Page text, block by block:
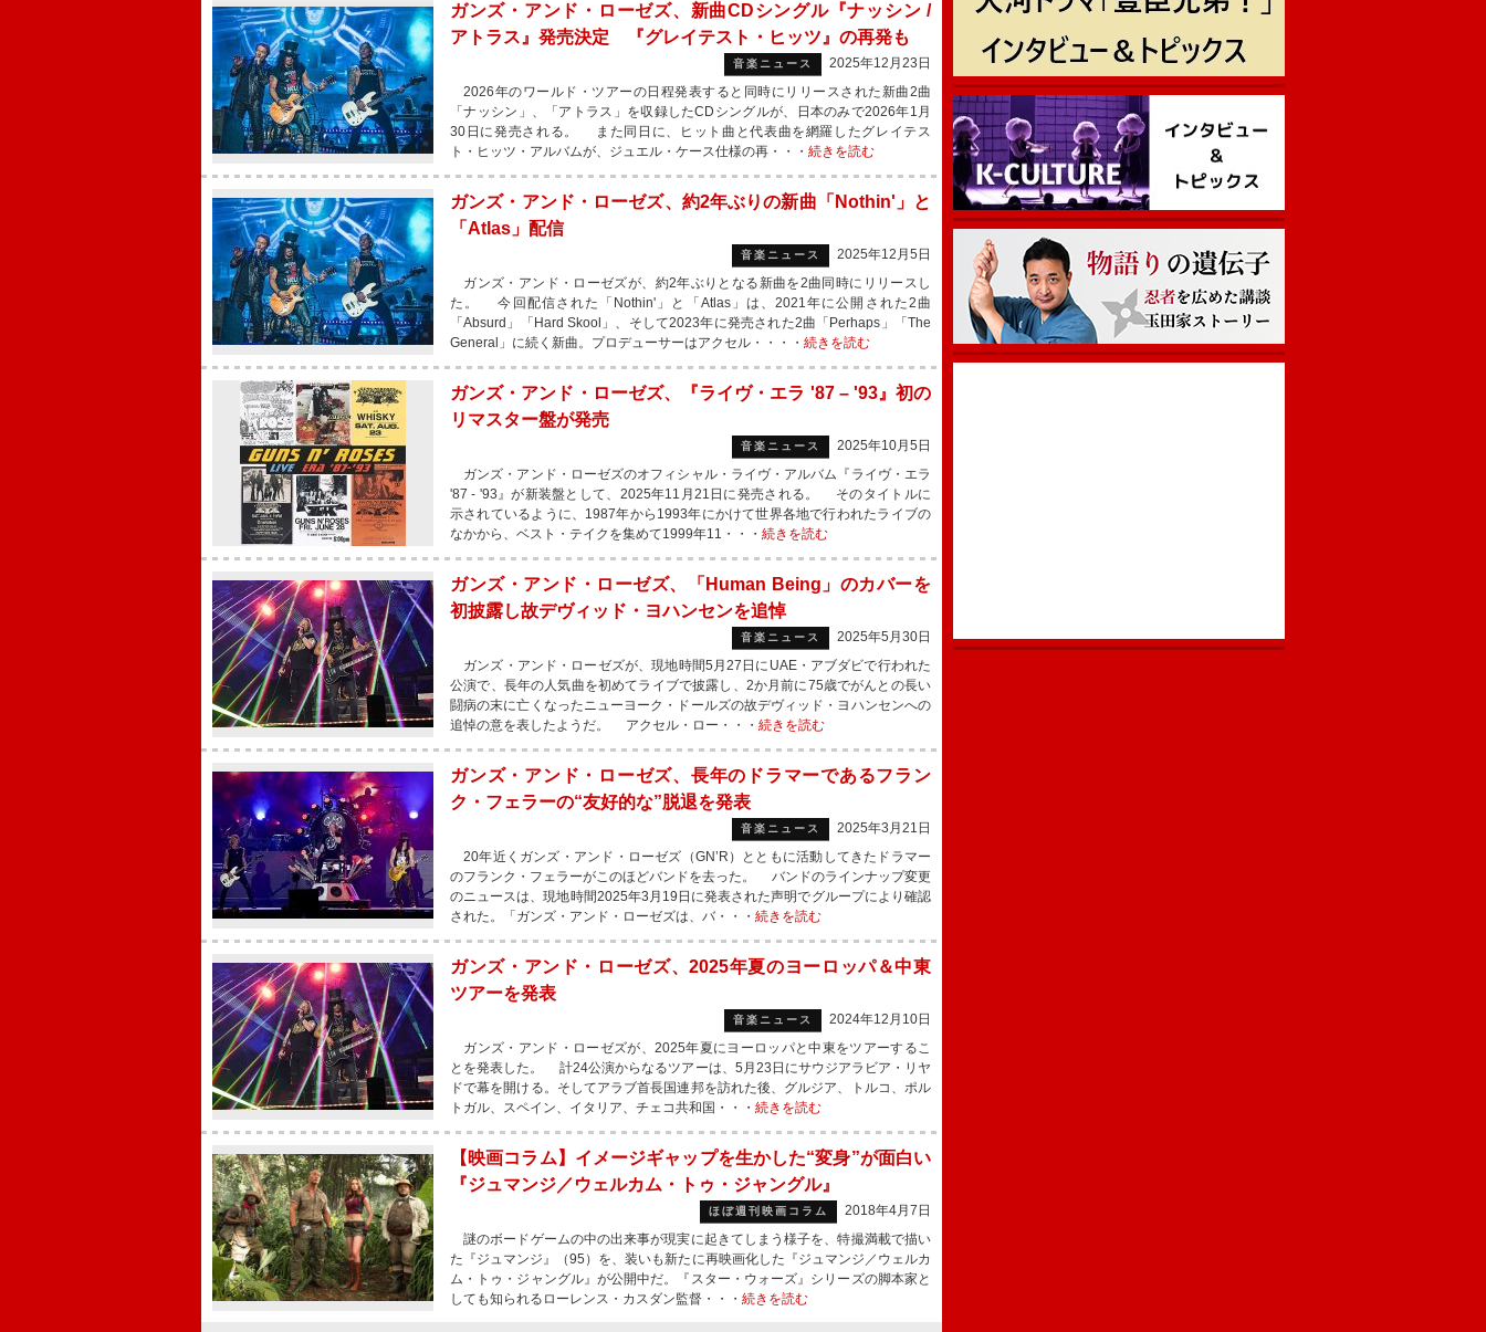
ガンズ・アンド・ローゼズ、新曲CDシングル『ナッシン /
アトラス』発売決定 『グレイテスト・ヒッツ』の再発も
音楽ニュース
2025年12月23日
2026年のワールド・ツアーの日程発表すると同時にリリースされた新曲2曲
「ナッシン」、「アトラス」を収録したCDシングルが、日本のみで2026年1月
30日に発売される。 また同日に、ヒット曲と代表曲を網羅したグレイテス
ト・ヒッツ・アルバムが、ジュエル・ケース仕様の再・・・ 続きを読む
ガンズ・アンド・ローゼズ、約2年ぶりの新曲「Nothin'」と
「Atlas」配信
音楽ニュース
2025年12月5日
ガンズ・アンド・ローゼズが、約2年ぶりとなる新曲を2曲同時にリリースし
た。 今回配信された「Nothin'」と「Atlas」は、2021年に公開された2曲
「Absurd」「Hard Skool」、そして2023年に発売された2曲「Perhaps」「The
General」に続く新曲。プロデューサーはアクセル・・・・ 続きを読む
ガンズ・アンド・ローゼズ、『ライヴ・エラ '87 – '93』初の
リマスター盤が発売
音楽ニュース
2025年10月5日
ガンズ・アンド・ローゼズのオフィシャル・ライヴ・アルバム『ライヴ・エラ
'87 - '93』が新装盤として、2025年11月21日に発売される。 そのタイトルに
示されているように、1987年から1993年にかけて世界各地で行われたライブの
なかから、ベスト・テイクを集めて1999年11・・・ 続きを読む
ガンズ・アンド・ローゼズ、「Human Being」のカバーを
初披露し故デヴィッド・ヨハンセンを追悼
音楽ニュース
2025年5月30日
ガンズ・アンド・ローゼズが、現地時間5月27日にUAE・アブダビで行われた
公演で、長年の人気曲を初めてライブで披露し、2か月前に75歳でがんとの長い
闘病の末に亡くなったニューヨーク・ドールズの故デヴィッド・ヨハンセンへの
追悼の意を表したようだ。 アクセル・ロー・・・ 続きを読む
ガンズ・アンド・ローゼズ、長年のドラマーであるフラン
ク・フェラーの“友好的な”脱退を発表
音楽ニュース
2025年3月21日
20年近くガンズ・アンド・ローゼズ（GN’R）とともに活動してきたドラマー
のフランク・フェラーがこのほどバンドを去った。 バンドのラインナップ変更
のニュースは、現地時間2025年3月19日に発表された声明でグループにより確認
された。「ガンズ・アンド・ローゼズは、バ・・・ 続きを読む
ガンズ・アンド・ローゼズ、2025年夏のヨーロッパ＆中東
ツアーを発表
音楽ニュース
2024年12月10日
ガンズ・アンド・ローゼズが、2025年夏にヨーロッパと中東をツアーするこ
とを発表した。 計24公演からなるツアーは、5月23日にサウジアラビア・リヤ
ドで幕を開ける。そしてアラブ首長国連邦を訪れた後、グルジア、トルコ、ポル
トガル、スペイン、イタリア、チェコ共和国・・・ 続きを読む
【映画コラム】イメージギャップを生かした“変身”が面白い
『ジュマンジ／ウェルカム・トゥ・ジャングル』
ほぼ週刊映画コラム
2018年4月7日
謎のボードゲームの中の出来事が現実に起きてしまう様子を、特撮満載で描い
た『ジュマンジ』（95）を、装いも新たに再映画化した『ジュマンジ／ウェルカ
ム・トゥ・ジャングル』が公開中だ。『スター・ウォーズ』シリーズの脚本家と
しても知られるローレンス・カスダン監督・・・ 続きを読む